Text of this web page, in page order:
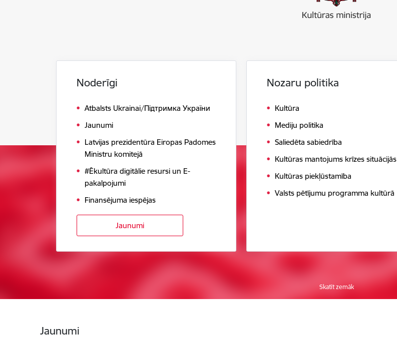
Noderīgi
Atbalsts Ukrainai/Підтримка України
Jaunumi
Latvijas prezidentūra Eiropas Padomes
Ministru komitejā
#Ēkultūra digitālie resursi un E-
pakalpojumi
Finansējuma iespējas
Jaunumi
Nozaru politika
Kultūra
Mediju politika
Saliedēta sabiedrība
Kultūras mantojums krīzes situācijās
Kultūras piekļūstamība
Valsts pētījumu programma kultūrā
Skatīt zemāk
Jaunumi